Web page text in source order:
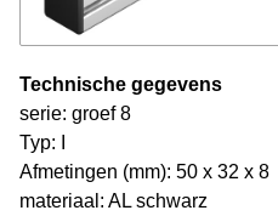
Technische gegevens
serie: groef 8
Typ: I
Afmetingen (mm): 50 x 32 x 8
materiaal: AL schwarz